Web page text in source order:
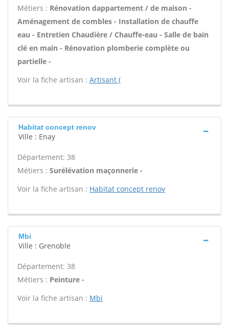
Métiers : Rénovation dappartement / de maison -
Aménagement de combles - Installation de chauffe
eau - Entretien Chaudière / Chauffe-eau - Salle de bain
clé en main - Rénovation plomberie complète ou
partielle -
Voir la fiche artisan : Artisant (
Habitat concept renov
Ville : Enay
Département: 38
Métiers : Surélévation maçonnerie -
Voir la fiche artisan : Habitat concept renov
Mbi
Ville : Grenoble
Département: 38
Métiers : Peinture -
Voir la fiche artisan : Mbi